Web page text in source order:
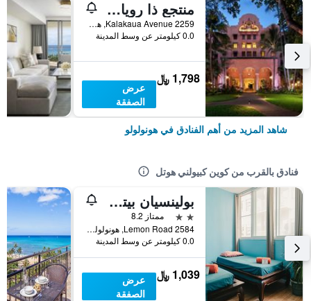
منتجع ذا رويال هاواي، لوكشري كوليكشن، ويكيكي
2259 Kalakaua Avenue, هونولولو, أواهو, HI, الولايات المتحدة الأميريكية
0.0 كيلومتر عن وسط المدينة
1,798 ﷼
عرض
الصفقة
شاهد المزيد من أهم الفنادق في هونولولو
فنادق بالقرب من كوين كبيولني هوتل
بولينسيان بيتش كلوب هوستل
2 نجمتين
ممتاز 8.2
2584 Lemon Road, هونولولو, أواهو, HI, الولايات المتحدة الأميريكية
0.0 كيلومتر عن وسط المدينة
1,039 ﷼
عرض
الصفقة